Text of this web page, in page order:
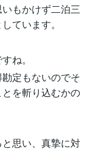
もかけず二泊三
ています。
ね。
定もないのでそ
を斬り込むかの
思い、真摯に対